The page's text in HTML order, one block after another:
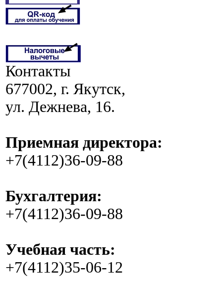
Контакты
677002, г. Якутск,
ул. Дежнева, 16.
Приемная директора:
+7(4112)36-09-88
Бухгалтерия:
+7(4112)36-09-88
Учебная часть:
+7(4112)35-06-12